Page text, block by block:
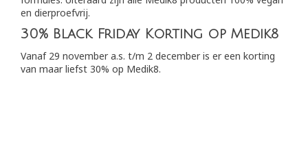
en dierproefvrij.
30% Black Friday Korting op Medik8
Vanaf 29 november a.s. t/m 2 december is er een korting
van maar liefst 30% op Medik8.